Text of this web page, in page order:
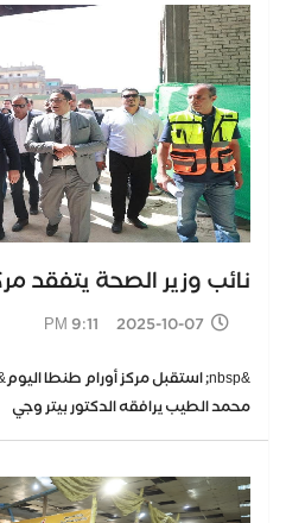
نائب وزير الصحة يتفقد
2025-10-07 9:11 PM
محمد الطيب يرافقه الدكتور بيتر وجي